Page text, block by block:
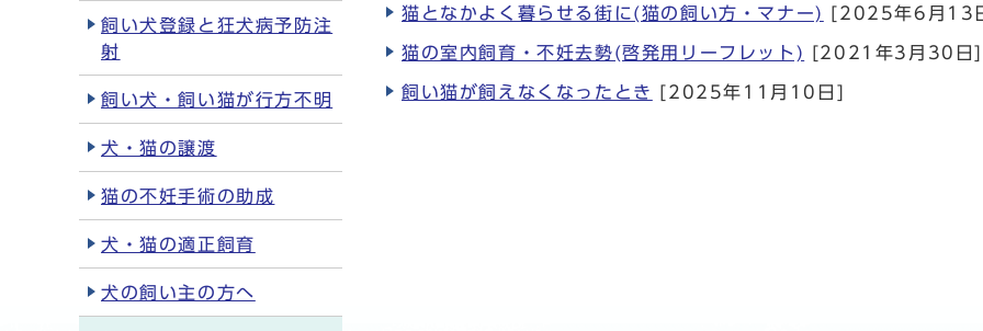
猫となかよく暮らせる街に(猫の飼い方・マナー) [2025年6月13
猫の室内飼育・不妊去勢(啓発用リーフレット) [2021年3月30日]
飼い猫が飼えなくなったとき [2025年11月10日]
飼い犬登録と狂犬病予防注
射
飼い犬・飼い猫が行方不明
犬・猫の譲渡
猫の不妊手術の助成
犬・猫の適正飼育
犬の飼い主の方へ